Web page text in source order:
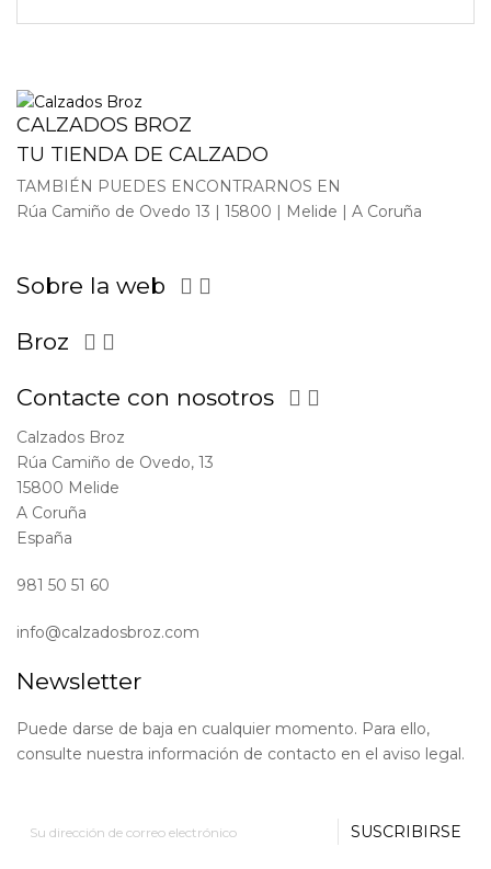
CALZADOS BROZ
TU TIENDA DE CALZADO
TAMBIÉN PUEDES ENCONTRARNOS EN
Rúa Camiño de Ovedo 13 | 15800 | Melide | A Coruña
Sobre la web  
Broz  
Contacte con nosotros  
Calzados Broz
Rúa Camiño de Ovedo, 13
15800 Melide
A Coruña
España
981 50 51 60
info@calzadosbroz.com
Newsletter
Puede darse de baja en cualquier momento. Para ello,
consulte nuestra información de contacto en el aviso legal.
SUSCRIBIRSE